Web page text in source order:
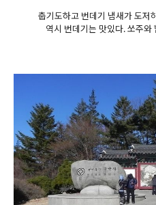
춥기도하고 번데기 냄새가 도저
역시 번데기는 맛있다. 쏘주와